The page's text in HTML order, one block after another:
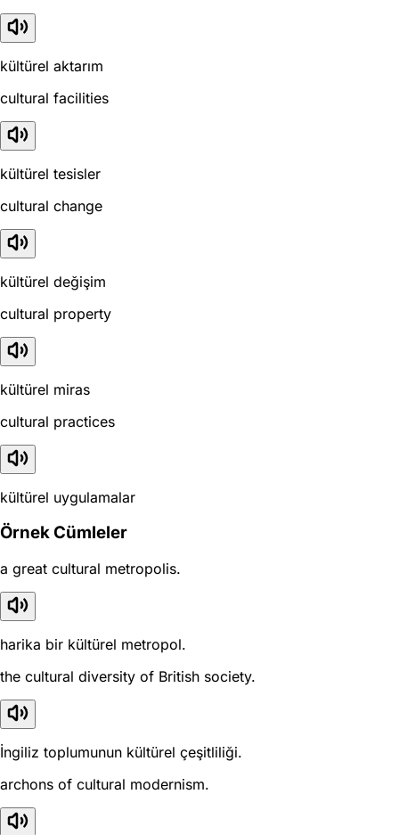
kültürel aktarım
cultural facilities
kültürel tesisler
cultural change
kültürel değişim
cultural property
kültürel miras
cultural practices
kültürel uygulamalar
Örnek Cümleler
a great cultural metropolis.
harika bir kültürel metropol.
the cultural diversity of British society.
İngiliz toplumunun kültürel çeşitliliği.
archons of cultural modernism.